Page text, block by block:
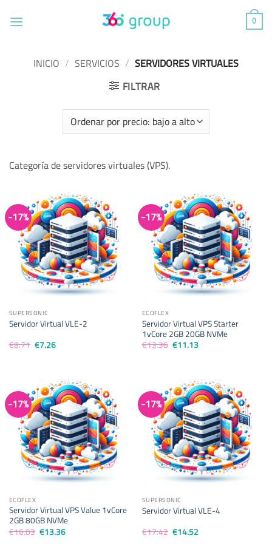
0
INICIO / SERVICIOS / SERVIDORES VIRTUALES
FILTRAR
Categoría de servidores virtuales (VPS).
-17%
SUPERSONIC
Servidor Virtual VLE-2
€8.71 El
precio
€7.26Elprecio
€7.26.
-17%
ECOFLEX
Servidor Virtual VPS Starter
1vCore 2GB 20GB NVMe
€13.36 El
precio
€11.13Elprecio
€11.13.
-17%
ECOFLEX
Servidor Virtual VPS Value 1vCore
2GB 80GB NVMe
€16.03 El
precio
€13.36Elprecio
-17%
SUPERSONIC
Servidor Virtual VLE-4
€17.42 El
precio
€14.52Elprecio